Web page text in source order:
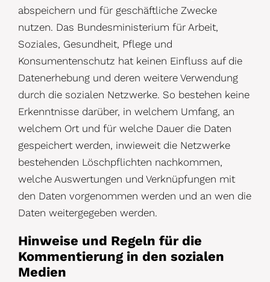
abspeichern und für geschäftliche Zwecke
nutzen. Das Bundesministerium für Arbeit,
Soziales, Gesundheit, Pflege und
Konsumentenschutz hat keinen Einfluss auf die
Datenerhebung und deren weitere Verwendung
durch die sozialen Netzwerke. So bestehen keine
Erkenntnisse darüber, in welchem Umfang, an
welchem Ort und für welche Dauer die Daten
gespeichert werden, inwieweit die Netzwerke
bestehenden Löschpflichten nachkommen,
welche Auswertungen und Verknüpfungen mit
den Daten vorgenommen werden und an wen die
Daten weitergegeben werden.
Hinweise und Regeln für die
Kommentierung in den sozialen
Medien